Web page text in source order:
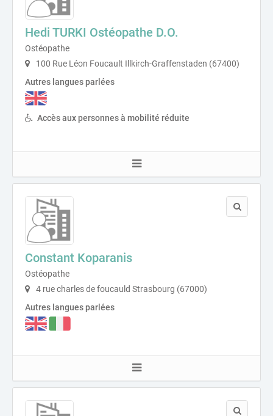
Hedi TURKI Ostéopathe D.O.
Ostéopathe
100 Rue Léon Foucault Illkirch-Graffenstaden (67400)
Autres langues parlées
Accès aux personnes à mobilité réduite
Constant Koparanis
Ostéopathe
4 rue charles de foucauld Strasbourg (67000)
Autres langues parlées